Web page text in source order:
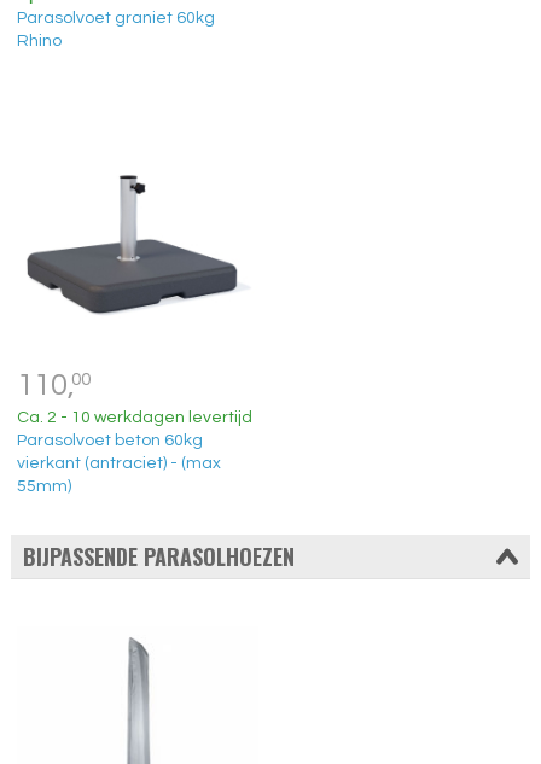
Parasolvoet graniet 60kg
Rhino
110,00
Ca. 2 - 10 werkdagen levertijd
Parasolvoet beton 60kg
vierkant (antraciet) - (max
55mm)
BIJPASSENDE PARASOLHOEZEN